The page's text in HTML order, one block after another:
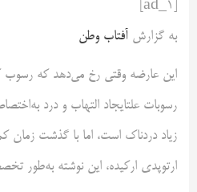
به گزارش آفتاب وطن
این عارضه وقتی رخ می‌دهد که رسوب
رسوبات علتایجاد التهاب و درد
زیاد دردناک است، اما با گذشت زمان
ارتوپدی ارکیده، این نوشته به‌طور